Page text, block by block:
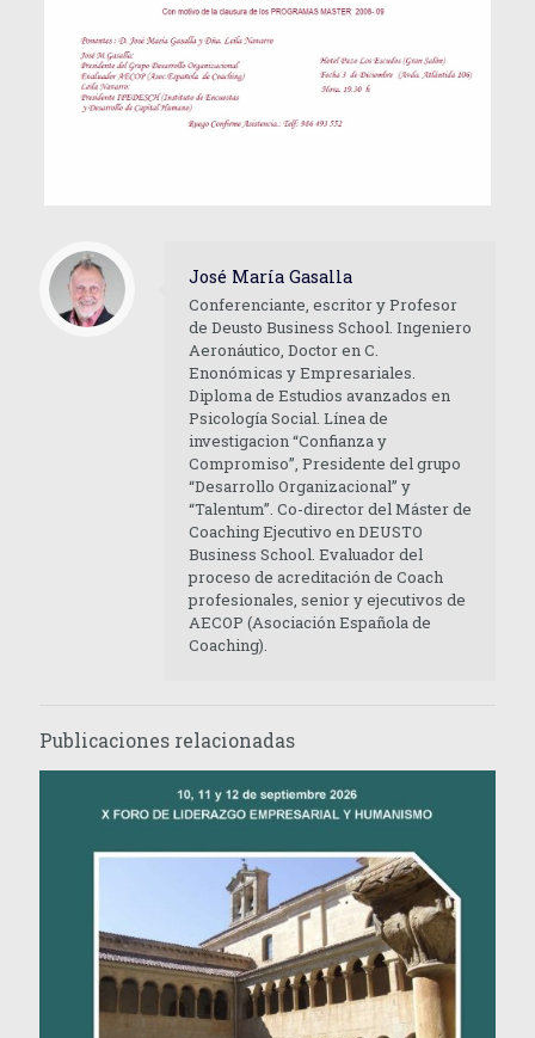
José María Gasalla
Conferenciante, escritor y Profesor
de Deusto Business School. Ingeniero
Aeronáutico, Doctor en C.
Enonómicas y Empresariales.
Diploma de Estudios avanzados en
Psicología Social. Línea de
investigacion “Confianza y
Compromiso”, Presidente del grupo
“Desarrollo Organizacional” y
“Talentum”. Co-director del Máster de
Coaching Ejecutivo en DEUSTO
Business School. Evaluador del
proceso de acreditación de Coach
profesionales, senior y ejecutivos de
AECOP (Asociación Española de
Coaching).
Publicaciones relacionadas